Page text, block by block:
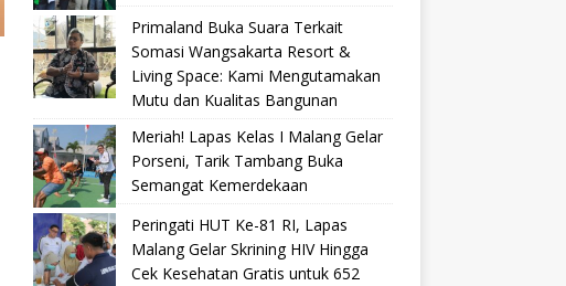
Primaland Buka Suara Terkait
Somasi Wangsakarta Resort &
Living Space: Kami Mengutamakan
Mutu dan Kualitas Bangunan
Meriah! Lapas Kelas I Malang Gelar
Porseni, Tarik Tambang Buka
Semangat Kemerdekaan
Peringati HUT Ke-81 RI, Lapas
Malang Gelar Skrining HIV Hingga
Cek Kesehatan Gratis untuk 652